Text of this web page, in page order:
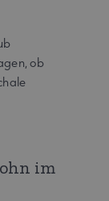
ob
im